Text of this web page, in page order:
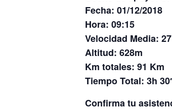
Fecha: 01/12/2018
Hora: 09:15
Velocidad Media:
Altitud: 628m
Km totales: 91 Km
Tiempo Total: 3h 30′
Confirma tu